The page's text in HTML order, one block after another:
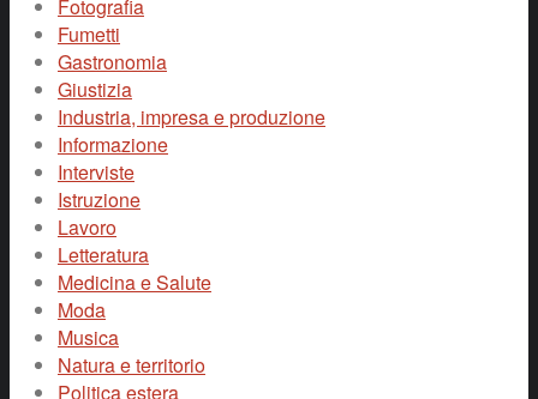
Fotografia
Fumetti
Gastronomia
Giustizia
Industria, impresa e produzione
Informazione
Interviste
Istruzione
Lavoro
Letteratura
Medicina e Salute
Moda
Musica
Natura e territorio
Politica estera